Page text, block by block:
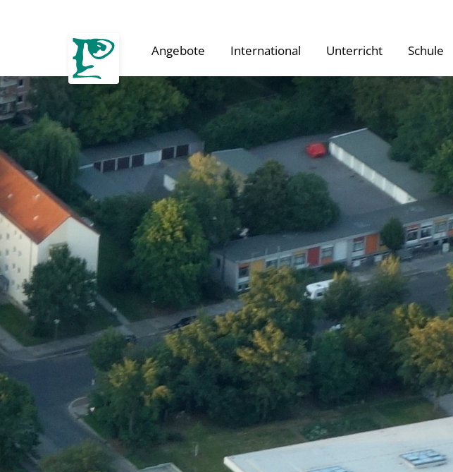
Angebote International Unterricht Schule